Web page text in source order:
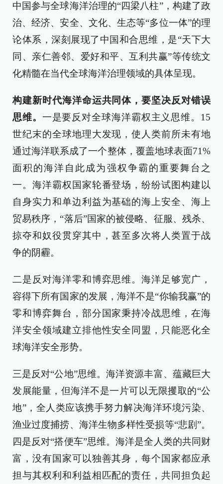
中国参与全球海洋治理的“四梁八柱”，构建了政
治、经济、安全、文化、生态等“多位一体”的理
论体系，深刻展现了中国和合思维，是“天下大
同、亲仁善邻、爱好和平、互利共赢”等传统文
化精髓在当代全球海洋治理领域的具体呈现。
构建新时代海洋命运共同体，要坚决反对错误
思维。 一是要反对全球海洋霸权主义思维。15
世纪末的全球地理大发现，使人类前所未有地
通过海洋联系成了一个整体，覆盖地球表面71%
面积的海洋自此成为强权争霸的重要舞台之
一。海洋霸权国家轮番登场，纷纷试图构建以
自身实力和单边利益为基础的海上安全、海上
贸易秩序，“落后”国家的被侵略、征服、残杀、
掠夺和奴役贯穿其中，甚至多次将人类置于战
争的阴霾。
二是反对海洋零和博弈思维。海洋足够宽广，
容得下所有国家的发展，海洋不是“你输我赢”的
零和博弈舞台，部分国家秉持冷战思维，在海
洋安全领域建立排他性安全同盟，只能恶化全
球海洋安全形势。
三是反对“公地”思维。海洋资源丰富、蕴藏巨大
发展能量，但海洋不是一片可以无限攫取的“公
地”，全人类应该携手努力解决海洋环境污染、
渔业过度捕捞、海洋生物多样性受损等“悲剧”。
四是反对“搭便车”思维。海洋是全人类的共同财
富，没有国家可以独善其身，每个国家都应承
担与其权利和利益相匹配的责任，共同担负起